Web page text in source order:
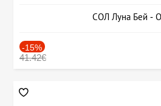
СОЛ Луна Бей -
-15%
41.42€